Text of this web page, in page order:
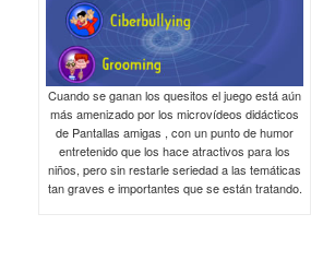
Cuando se ganan los quesitos el juego está aún
más amenizado por los microvídeos didácticos
de Pantallas amigas , con un punto de humor
entretenido que los hace atractivos para los
niños, pero sin restarle seriedad a las temáticas
tan graves e importantes que se están tratando.